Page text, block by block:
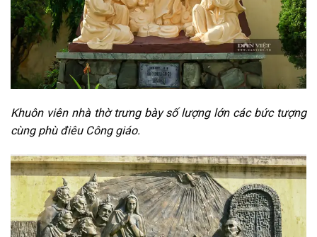
Khuôn viên nhà thờ trưng bày số lượng lớn các bức tượng
cùng phù điêu Công giáo.